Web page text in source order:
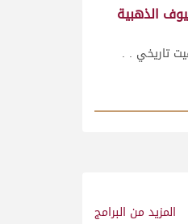
الذهبية
تاريخي . .
المزيد من البرامج